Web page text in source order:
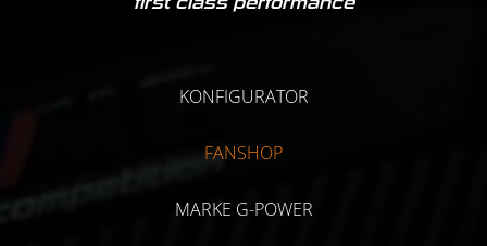
KONFIGURATOR
FANSHOP
MARKE G-POWER